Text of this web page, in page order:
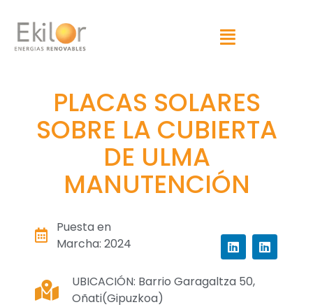
PLACAS SOLARES
SOBRE LA CUBIERTA
DE ULMA
MANUTENCIÓN
Puesta en
Marcha: 2024
UBICACIÓN: Barrio Garagaltza 50,
Oñati(Gipuzkoa)